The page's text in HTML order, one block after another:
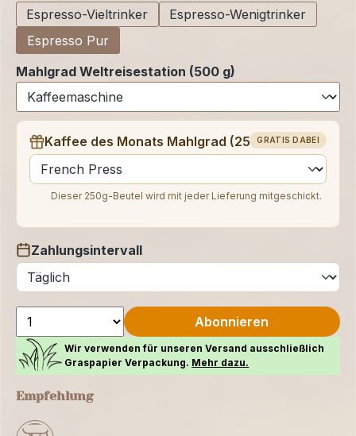
Espresso-Vieltrinker
Espresso-Wenigtrinker
Espresso Pur
Mahlgrad Weltreisestation (500 g)
GRATIS DABEI
Kaffee des Monats Mahlgrad (250 g)
auswählen
Dieser 250g-Beutel wird mit jeder Lieferung mitgeschickt.
Zahlungsintervall
auswählen
Abonnieren
Wir verwenden für unseren Versand ausschließlich
Graspapier Verpackung. Mehr dazu.
Empfehlung